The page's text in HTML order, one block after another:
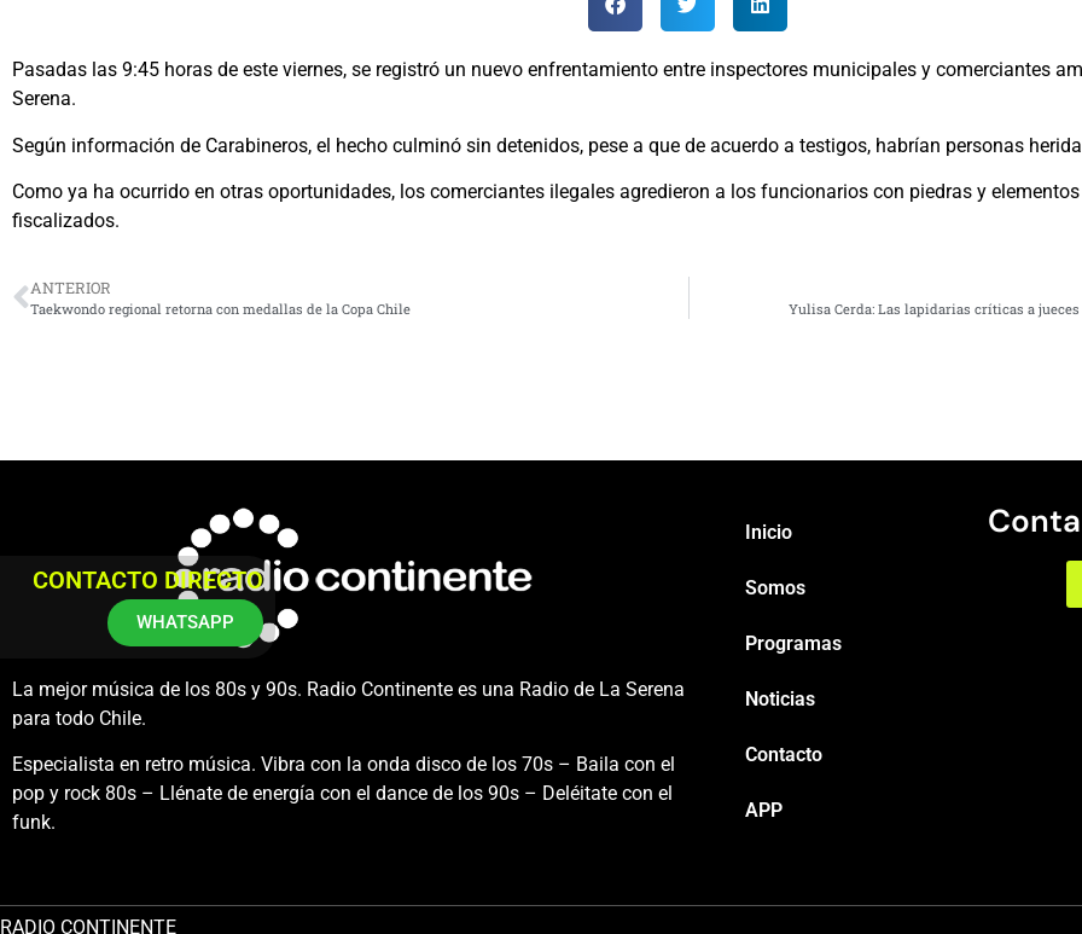
Pasadas las 9:45 horas de este viernes, se registró un nuevo enfrentamiento entre inspectores municipales y comerciantes
Serena.
Según información de Carabineros, el hecho culminó sin detenidos, pese a que de acuerdo a testigos, habrían personas
Como ya ha ocurrido en otras oportunidades, los comerciantes ilegales agredieron a los funcionarios con piedras y
fiscalizados.
ANTERIOR
Taekwondo regional retorna con medallas de la Copa Chile Yulisa Cerda: Las lapidarias críticas a
La mejor música de los 80s y 90s. Radio Continente es una Radio de La Serena
para todo Chile.
Especialista en retro música. Vibra con la onda disco de los 70s – Baila con el
pop y rock 80s – Llénate de energía con el dance de los 90s – Deléitate con el
funk.
Inicio
Somos
Programas
Noticias
Contacto
APP
RADIO CONTINENTE
CONTACTO DIRECTO
WHATSAPP